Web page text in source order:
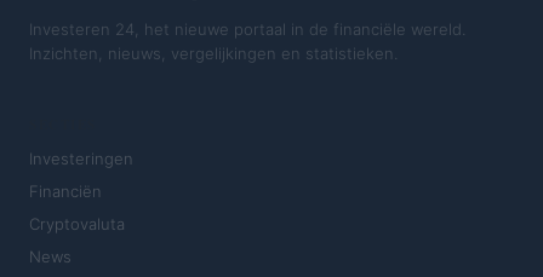
Investeren 24, het nieuwe portaal in de financiële wereld.
Inzichten, nieuws, vergelijkingen en statistieken.
Investeringen
Financiën
Cryptovaluta
News